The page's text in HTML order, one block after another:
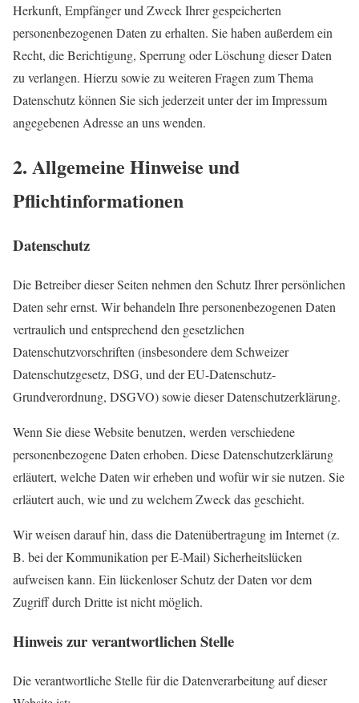
Herkunft, Empfänger und Zweck Ihrer gespeicherten
personenbezogenen Daten zu erhalten. Sie haben außerdem ein
Recht, die Berichtigung, Sperrung oder Löschung dieser Daten
zu verlangen. Hierzu sowie zu weiteren Fragen zum Thema
Datenschutz können Sie sich jederzeit unter der im Impressum
angegebenen Adresse an uns wenden.
2. Allgemeine Hinweise und
Pflichtinformationen
Datenschutz
Die Betreiber dieser Seiten nehmen den Schutz Ihrer persönlichen
Daten sehr ernst. Wir behandeln Ihre personenbezogenen Daten
vertraulich und entsprechend den gesetzlichen
Datenschutzvorschriften (insbesondere dem Schweizer
Datenschutzgesetz, DSG, und der EU-Datenschutz-
Grundverordnung, DSGVO) sowie dieser Datenschutzerklärung.
Wenn Sie diese Website benutzen, werden verschiedene
personenbezogene Daten erhoben. DieseDatenschutzerklärung
erläutert, welche Daten wir erheben und wofür wir sie nutzen. Sie
erläutert auch, wie und zu welchem Zweck das geschieht.
Wir weisen darauf hin, dass die Datenübertragung im Internet (z.
B. bei der Kommunikation per E-Mail) Sicherheitslücken
aufweisen kann. Ein lückenloser Schutz der Daten vor dem
Zugriff durch Dritte ist nicht möglich.
Hinweis zur verantwortlichen Stelle
Die verantwortliche Stelle für die Datenverarbeitung auf dieser